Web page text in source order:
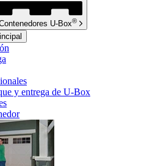
U-Box®
y entrega de U-Box